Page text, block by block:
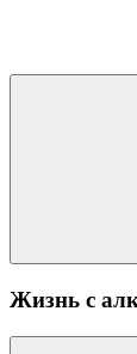
Жизнь с